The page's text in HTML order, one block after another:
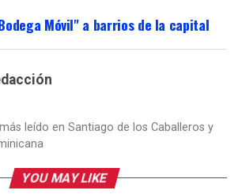
Móvil" a barrios de la capital
leído en Santiago de los Caballeros y
YOU MAY LIKE